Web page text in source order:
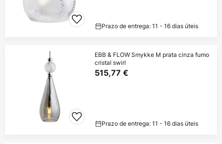
Prazo de entrega: 11 - 16 dias úteis
EBB & FLOW Smykke M prata cinza fumo
cristal swirl
515,77 €
Prazo de entrega: 11 - 16 dias úteis